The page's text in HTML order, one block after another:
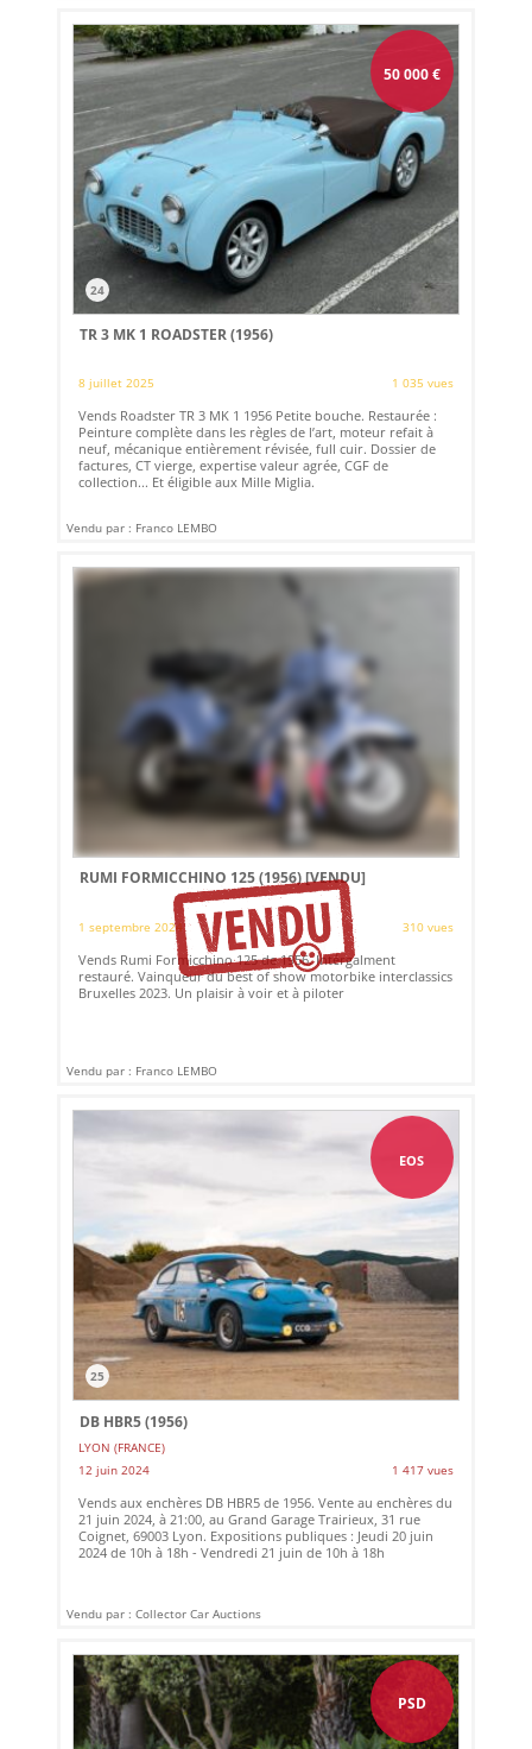
50 000€
24
TR 3 MK 1 ROADSTER (1956)
8 juillet 2025 1 035 vues
Vends Roadster TR 3 MK 1 1956 Petite bouche. Restaurée :
Peinture complète dans les règles de l’art, moteur refait à
neuf, mécanique entièrement révisée, full cuir. Dossier de
factures, CT vierge, expertise valeur agrée, CGF de
collection... Et éligible aux Mille Miglia.
Vendu par : Franco LEMBO
RUMI FORMICCHINO 125 (1956)[VENDU]
1 septembre 2024 310 vues
Vends Rumi Formicchino 125 de 1956. Intérgalment
restauré. Vainqueur du best of show motorbike interclassics
Bruxelles 2023. Un plaisir à voir et à piloter
Vendu par : Franco LEMBO
EOS
25
DB HBR5 (1956)
LYON (FRANCE)
12 juin 2024
1 417 vues
Vends aux enchères DB HBR5 de 1956. Vente au enchères du
21 juin 2024, à 21:00, au Grand Garage Trairieux, 31 rue
Coignet, 69003 Lyon. Expositions publiques : Jeudi 20 juin
2024 de 10h à 18h - Vendredi 21 juin de 10h à 18h
Vendu par : Collector Car Auctions
PSD